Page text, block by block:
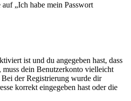
„Ich habe mein Passwort
ist und du angegeben hast, dass
muss dein Benutzerkonto vielleicht
Bei der Registrierung wurde dir
korrekt eingegeben hast oder die